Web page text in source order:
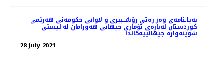
بەیاننامەی وەزارەتی رۆشنبیری و لاوانی حکومەتی هەرێمی
کوردستان لەبارەی تۆماری جیهانی هەورامان لە لیستی
شوێنەوارە جیهانییەکاندا
28 July 2021